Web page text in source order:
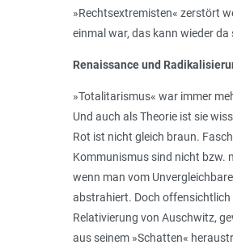
»Rechtsextremisten« zerstört
einmal war, das kann wieder da
Renaissance und
»Totalitarismus« war immer
Und auch als Theorie ist sie
Rot ist nicht gleich braun.
Kommunismus sind nicht bzw.
wenn man vom
abstrahiert. Doch offensichtlich
Relativierung von Auschwitz,
aus seinem »Schatten«